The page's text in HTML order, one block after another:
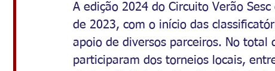
A edição 2024 do Circuito Verão
de 2023, com o início das
apoio de diversos parceiros. No total
participaram dos torneios locais,